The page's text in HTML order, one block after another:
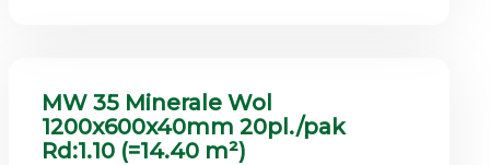
MW 35 Minerale Wol
1200x600x40mm 20pl./pak
Rd:1.10 (=14.40 m²)